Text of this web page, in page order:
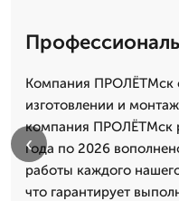
Компания ПРОЛЁТМск
изготовлении и
компания ПРОЛЁТМск
года по 2026
работы каждого
что гарантирует
‹